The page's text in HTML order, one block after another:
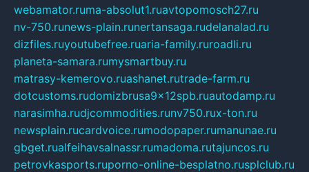
webamator.ruma-absolut1.ruavtopomosch27.ru
nv-750.runews-plain.runertansaga.rudelanalad.ru
dizfiles.ruyoutubefree.ruaria-family.ruroadli.ru
planeta-samara.rumysmartbuy.ru
matrasy-kemerovo.ruashanet.rutrade-farm.ru
dotcustoms.rudomizbrusa9x12spb.ruautodamp.ru
narasimha.rudjcommodities.runv750.rux-ton.ru
newsplain.rucardvoice.rumodopaper.rumanunae.ru
gbget.rualfeihavsalnassr.rumadoma.rutajuncos.ru
petrovkasports.ruporno-online-besplatno.rusplclub.ru